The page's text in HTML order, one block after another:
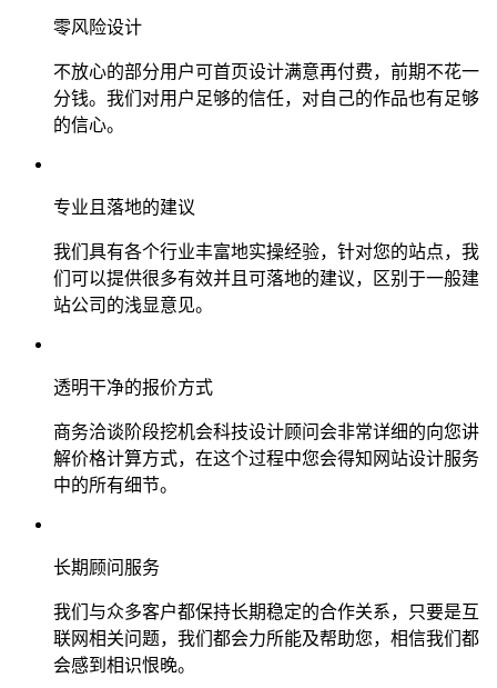
零风险设计
不放心的部分用户可首页设计满意再付费，前期不花一
分钱。我们对用户足够的信任，对自己的作品也有足够
的信心。
专业且落地的建议
我们具有各个行业丰富地实操经验，针对您的站点，我
们可以提供很多有效并且可落地的建议，区别于一般建
站公司的浅显意见。
透明干净的报价方式
商务洽谈阶段挖机会科技设计顾问会非常详细的向您讲
解价格计算方式，在这个过程中您会得知网站设计服务
中的所有细节。
长期顾问服务
我们与众多客户都保持长期稳定的合作关系，只要是互
联网相关问题，我们都会力所能及帮助您，相信我们都
会感到相识恨晚。